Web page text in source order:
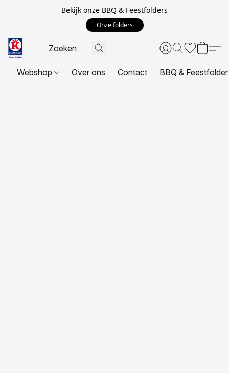
Bekijk onze BBQ & Feestfolders
Onze folders
Webshop Over ons Contact BBQ & Feestfolder